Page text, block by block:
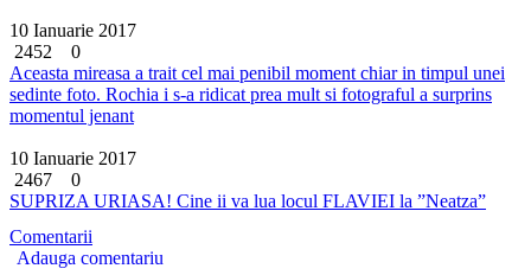
10 Ianuarie 2017
2452
0
Aceasta mireasa a trait cel mai penibil moment chiar in timpul unei
sedinte foto. Rochia i s-a ridicat prea mult si fotograful a surprins
momentul jenant
10 Ianuarie 2017
2467
0
SUPRIZA URIASA! Cine ii va lua locul FLAVIEI la ”Neatza”
Comentarii
Adauga comentariu